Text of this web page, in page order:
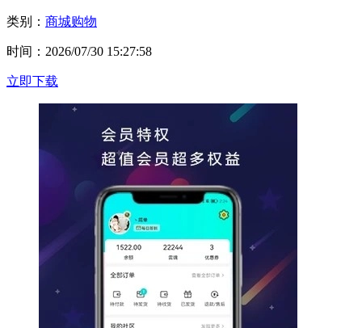
类别： 商城购物
时间：2026/07/30 15:27:58
立即下载